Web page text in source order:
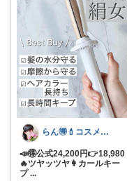
らん🉐💄コスメ&ファッション👗✨
📣🉐公式24,200円👉18,980
🔥ツヤッツヤ👩カールキー
プ ...